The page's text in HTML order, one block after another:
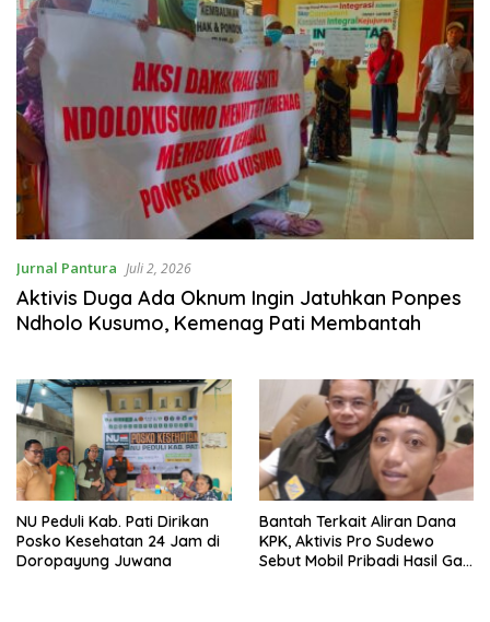
Jurnal Pantura Juli 2, 2026
Aktivis Duga Ada Oknum Ingin Jatuhkan Ponpes
Ndholo Kusumo, Kemenag Pati Membantah
NU Peduli Kab. Pati Dirikan
Posko Kesehatan 24 Jam di
Doropayung Juwana
Bantah Terkait Aliran Dana
KPK, Aktivis Pro Sudewo
Sebut Mobil Pribadi Hasil Gaji